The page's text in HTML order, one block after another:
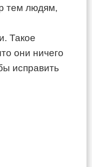
тем людям,
Такое
они ничего
исправить